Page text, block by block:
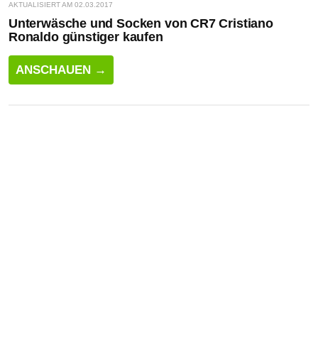
AKTUALISIERT AM 02.03.2017
Unterwäsche und Socken von CR7 Cristiano
Ronaldo günstiger kaufen
ANSCHAUEN →